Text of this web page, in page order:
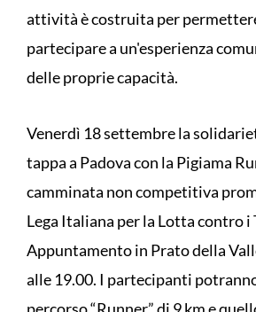
attività è costruita per
partecipare a un'esperienza
delle proprie capacità.
Venerdì 18 settembre la
tappa a Padova con la Pigiama
camminata non competitiva
Lega Italiana per la Lotta contro i
Appuntamento in Prato della
alle 19.00. I partecipanti